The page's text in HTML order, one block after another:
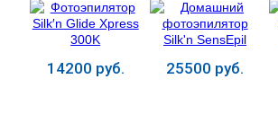
14200 руб. 25500 руб.